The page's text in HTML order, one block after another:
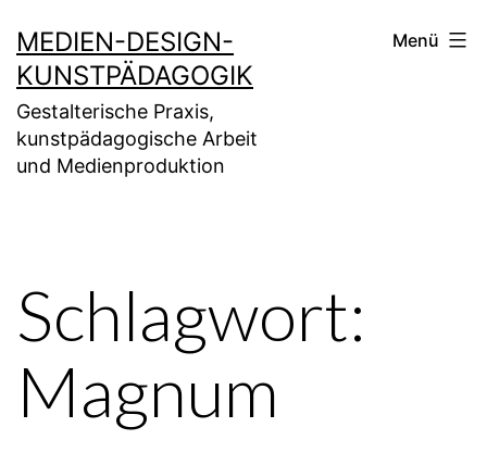
Inhalt
springen
MEDIEN-DESIGN-
KUNSTPÄDAGOGIK
Gestalterische Praxis,
kunstpädagogische Arbeit
und Medienproduktion
Menü
Schlagwort:
Magnum